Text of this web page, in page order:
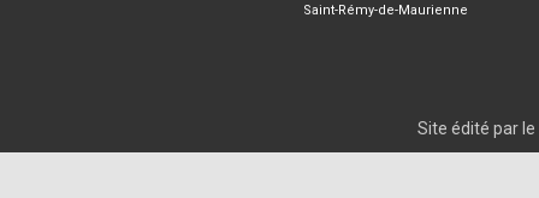
Saint-Rémy-de-Maurienne
Site édité par